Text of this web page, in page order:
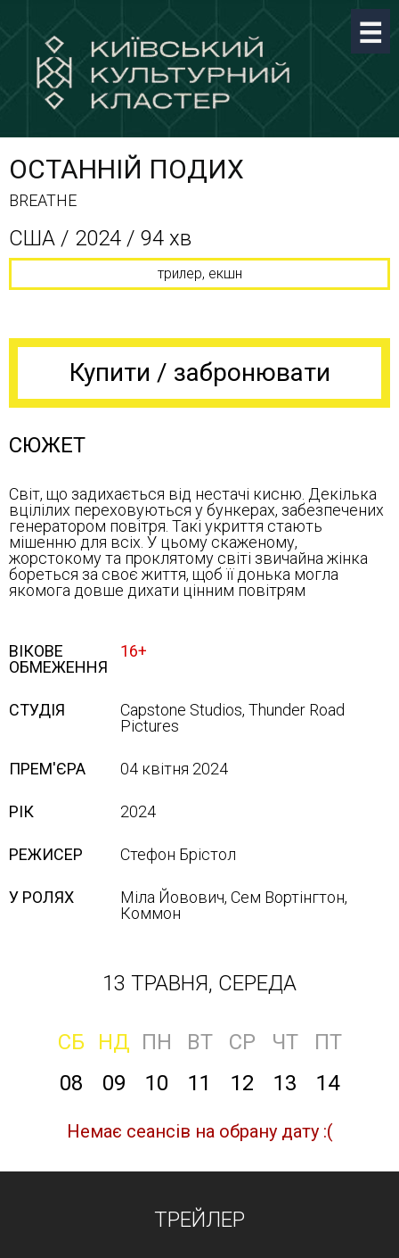
ОСТАННІЙ ПОДИХ
BREATHE
США / 2024 / 94 хв
трилер, екшн
Купити / забронювати
СЮЖЕТ
Світ, що задихається від нестачі кисню. Декілька
вцілілих переховуються у бункерах, забезпечених
генератором повітря. Такі укриття стають
мішенню для всіх. У цьому скаженому,
жорстокому та проклятому світі звичайна жінка
бореться за своє життя, щоб її донька могла
якомога довше дихати цінним повітрям
ВІКОВЕ
ОБМЕЖЕННЯ
16+
СТУДІЯ
Capstone Studios, Thunder Road
Pictures
ПРЕМ'ЄРА 04 квітня 2024
РІК 2024
РЕЖИСЕР Стефон Брістол
У РОЛЯХ
Міла Йовович, Сем Вортінгтон,
Кoммoн
13 ТРАВНЯ, СЕРЕДА
СБ НД ПН ВТ СР ЧТ
ПТ
08
09 10 11 12 13 14
Немає сеансів на обрану дату :(
ТРЕЙЛЕР